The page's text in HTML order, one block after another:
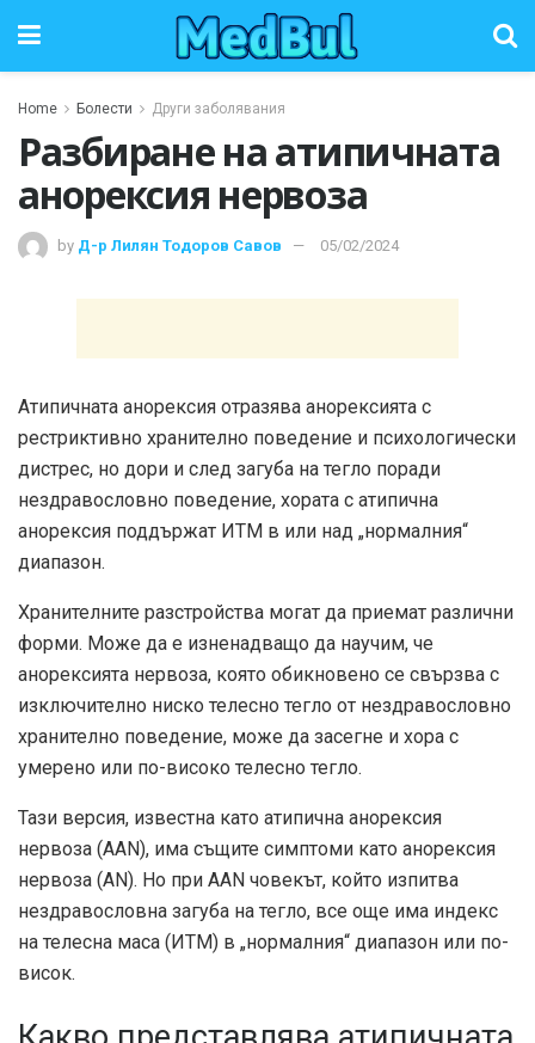
Home Болести Други заболявания
Разбиране на атипичната
анорексия нервоза
by Д-р Лилян Тодоров Савов 05/02/2024
Атипичната анорексия отразява анорексията с
рестриктивно хранително поведение и психологически
дистрес, но дори и след загуба на тегло поради
нездравословно поведение, хората с атипична
анорексия поддържат ИТМ в или над „нормалния“
диапазон.
Хранителните разстройства могат да приемат различни
форми. Може да е изненадващо да научим, че
анорексията нервоза, която обикновено се свързва с
изключително ниско телесно тегло от нездравословно
хранително поведение, може да засегне и хора с
умерено или по-високо телесно тегло.
Тази версия, известна като атипична анорексия
нервоза (AAN), има същите симптоми като анорексия
нервоза (AN). Но при AAN човекът, който изпитва
нездравословна загуба на тегло, все още има индекс
на телесна маса (ИТМ) в „нормалния“ диапазон или по-
висок.